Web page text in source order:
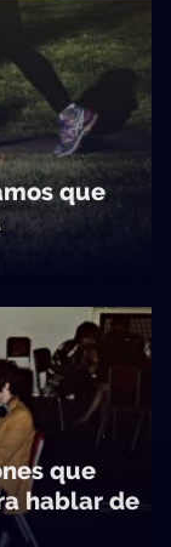
que
que
hablar de